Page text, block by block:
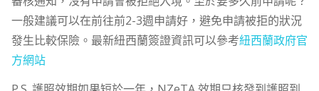
一般建議可以在前往前2-3週申請好，避免申請被拒的狀況
發生比較保險。最新紐西蘭簽證資訊可以參考紐西蘭政府官
方網站